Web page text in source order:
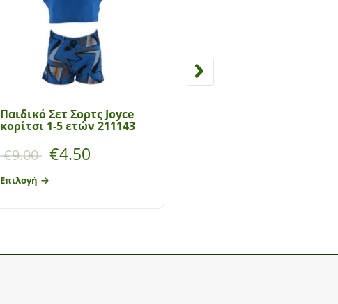
Παιδικό Σετ Σορτς Joyce
κορίτσι 1-5 ετών 211143
€9.00 €4.50
Επιλογή